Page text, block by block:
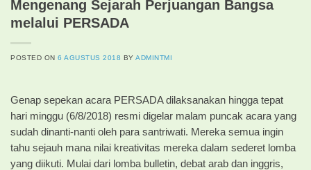
Mengenang Sejarah Perjuangan Bangsa
melalui PERSADA
POSTED ON6 AGUSTUS 2018 BYADMINTMI
Genap sepekan acara PERSADA dilaksanakan hingga tepat
hari minggu (6/8/2018) resmi digelar malam puncak acara yang
sudah dinanti-nanti oleh para santriwati. Mereka semua ingin
tahu sejauh mana nilai kreativitas mereka dalam sederet lomba
yang diikuti. Mulai dari lomba bulletin, debat arab dan inggris,